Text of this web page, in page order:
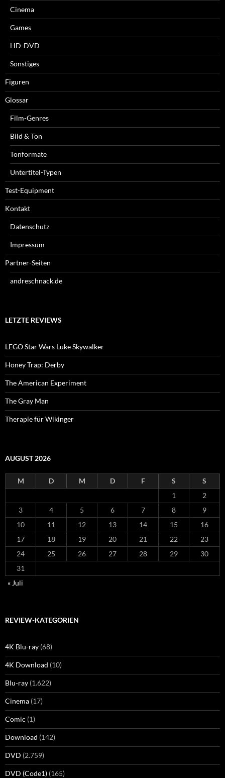
Cinema
Games
HD-DVD
Sonstiges
Figuren
Glossar
Film-Genres
Bild & Ton
Tonformate
Untertitel-Typen
Test-Equipment
Kontakt
Datenschutz
Impressum
Partner-Seiten
andreschnack.de
LETZTE REVIEWS
LEGO Star Wars Luke Skywalker
Honey Trap: Derby
The American Experiment
The Gray Man
Therapie für Wikinger
AUGUST 2026
M D M D F S
S
1
2
3
4 5 6 7 8
9
10
11 12 13 14 15
16
17
18 19 20 21 22
23
24
25 26 27 28 29
30
31
« Juli
REVIEW-KATEGORIEN
4K Blu-ray (68)
4K Download (10)
Blu-ray (1.622)
Cinema (17)
Comic (1)
Download (142)
DVD (2.759)
DVD (Code1) (165)